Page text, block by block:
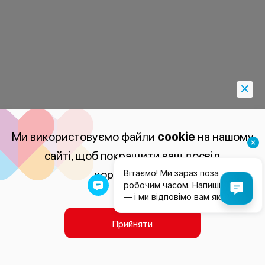
Ми використовуємо файли cookie на нашому
сайті, щоб покращити ваш досвід
користування.
Прийняти